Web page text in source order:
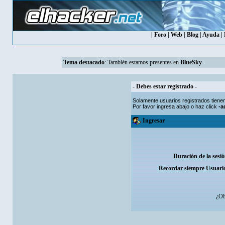
Foro Web Blog Ayuda
Tema destacado: También estamos presentes en BlueSky
- Debes estar registrado -
Solamente usuariosregistrados
Por favor ingresa abajo o haz click-
Ingresar
Duración de la
Recordar siempre